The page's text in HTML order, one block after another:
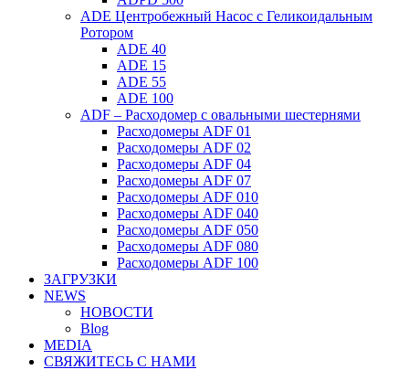
ADE Центробежный Насос с Геликоидальным
Ротором
ADE 40
ADE 15
ADE 55
ADE 100
ADF – Расходомер с овальными шестернями
Расходомеры ADF 01
Расходомеры ADF 02
Расходомеры ADF 04
Расходомеры ADF 07
Расходомеры ADF 010
Расходомеры ADF 040
Расходомеры ADF 050
Расходомеры ADF 080
Расходомеры ADF 100
ЗАГРУЗКИ
NEWS
НОВОСТИ
Blog
MEDIA
СВЯЖИТЕСЬ С НАМИ